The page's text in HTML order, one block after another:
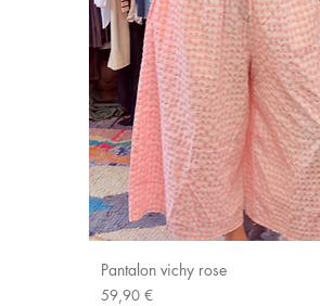
Pantalon vichy rose
Prix
59,90 €